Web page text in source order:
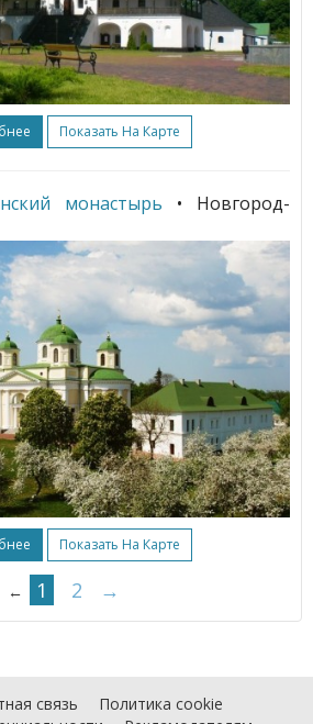
Показать На Карте
монастырь
• Новгород-
Показать На Карте
← 1 2 →
связь
Политика cookie